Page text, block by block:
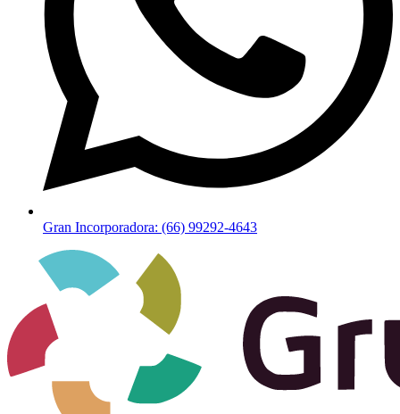
Gran Incorporadora: (66) 99292-4643